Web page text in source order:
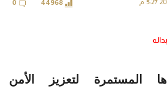
44968
0
المستمرة لتعزيز الأمن